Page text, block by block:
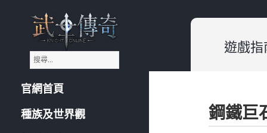
《武士傳奇:Knight
Online》遊戲指南
搜
尋
鍵
:
官網首頁
種族及世界觀
遊戲指
鋼鐵巨